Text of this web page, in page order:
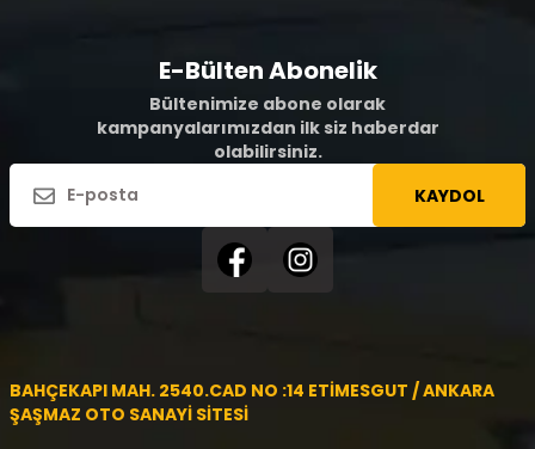
E-Bülten Abonelik
Bültenimize abone olarak
kampanyalarımızdan ilk siz haberdar
olabilirsiniz.
KAYDOL
BAHÇEKAPI MAH. 2540.CAD NO :14 ETİMESGUT / ANKARA
ŞAŞMAZ OTO SANAYİ SİTESİ